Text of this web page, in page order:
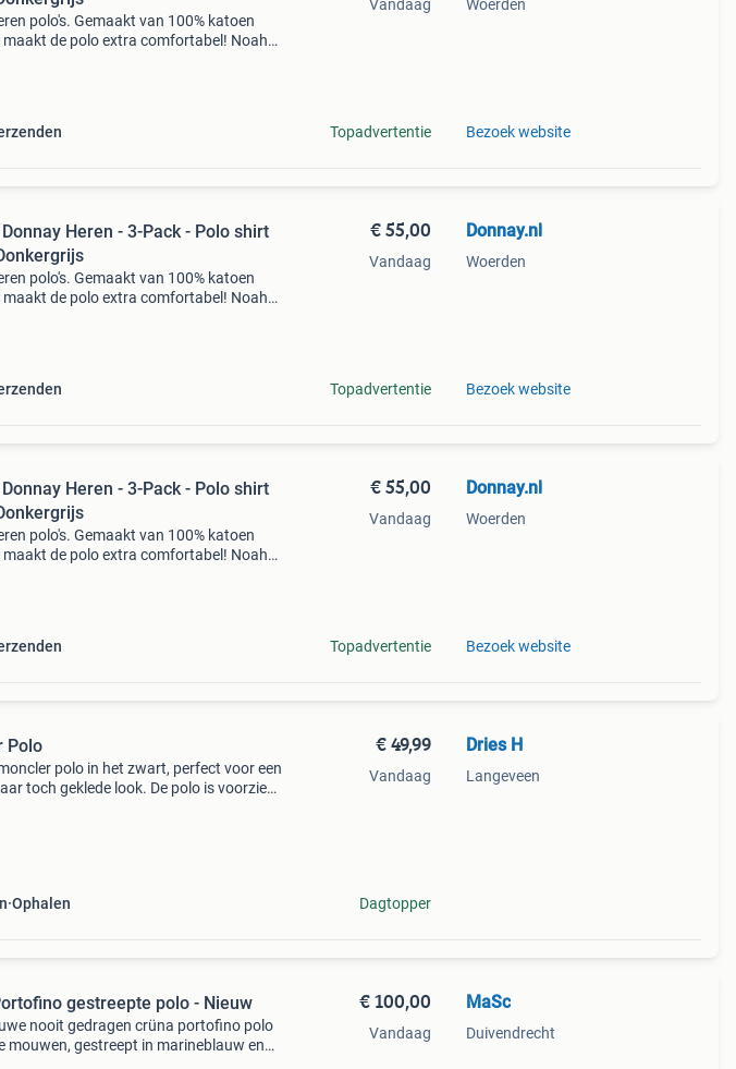
polo's. Gemaakt van 100% katoen
maakt de polo extra comfortabel! Noah
Vandaag
Topadvertentie
Woerden
Bezoek website
Heren - 3-Pack - Polo shirt
polo's. Gemaakt van 100% katoen
maakt de polo extra comfortabel! Noah
€ 55,00
Vandaag
Topadvertentie
Donnay.nl
Woerden
Bezoek website
Heren - 3-Pack - Polo shirt
polo's. Gemaakt van 100% katoen
maakt de polo extra comfortabel! Noah
€ 55,00
Vandaag
Topadvertentie
Donnay.nl
Woerden
Bezoek website
Polo
polo in het zwart, perfect voor een
toch geklede look. De polo is voorzien
Ophalen
€ 49,99
Vandaag
Dagtopper
Dries H
Langeveen
gestreepte polo - Nieuw
nooit gedragen crüna portofino polo
mouwen, gestreept in marineblauw en
€ 100,00
Vandaag
MaSc
Duivendrecht